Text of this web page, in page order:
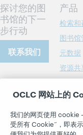
探讨您的图
书馆的下一
步行动
联系我们
关于
关于 OCLC
职业
尊重与归属感
产品
检索和
图书馆
元数据
资源共
所有产
了解
研究
OCLC 网站上的
我们的网页使用 cookie
受所有 Cookie”，即表